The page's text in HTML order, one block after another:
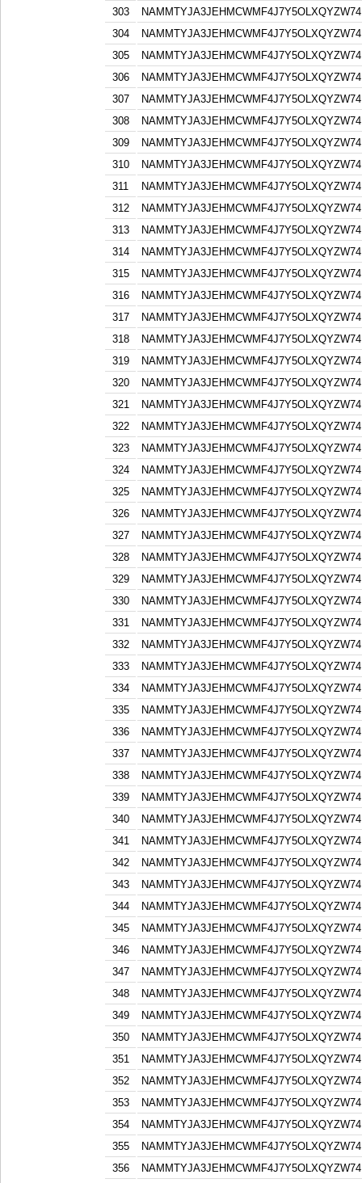
303
304
305
306
307
308
309
310
311
312
313
314
315
316
317
318
319
320
321
322
323
324
325
326
327
328
329
330
331
332
333
334
335
336
337
338
339
340
341
342
343
344
345
346
347
348
349
350
351
352
353
354
355
356